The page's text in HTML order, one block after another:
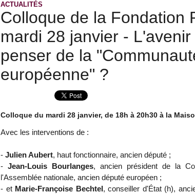
ACTUALITÉS
Colloque de la Fondation
mardi 28 janvier -
penser de la
européenne" ?
Colloque du mardi 28 janvier, de 18h à 20h30 à la
Avec les interventions de :
- Julien Aubert, haut fonctionnaire, ancien député ;
- Jean-Louis Bourlanges, ancien président de la
l'Assemblée nationale, ancien député européen ;
- et Marie-Françoise Bechtel, conseiller d'État (h),